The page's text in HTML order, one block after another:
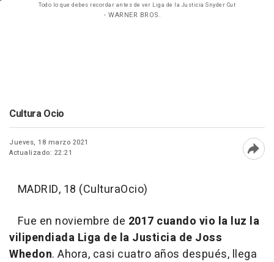
Todo lo que debes recordar antes de ver Liga de la Justicia Snyder Cut
- WARNER BROS.
Cultura Ocio
Jueves, 18 marzo 2021
Actualizado: 22:21
MADRID, 18 (CulturaOcio)
Fue en noviembre de 2017 cuando vio la luz la
vilipendiada Liga de la Justicia de Joss
Whedon. Ahora, casi cuatro años después, llega